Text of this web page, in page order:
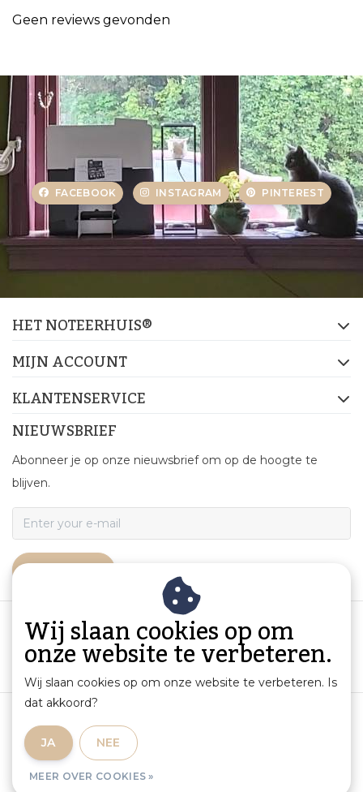
Geen reviews gevonden
FACEBOOK INSTAGRAM PINTEREST
HET NOTEERHUIS®
MIJN ACCOUNT
KLANTENSERVICE
NIEUWSBRIEF
Abonneer je op onze nieuwsbrief om op de hoogte te
blijven.
Productinformatie en aansprakelijkheid
Sitemap
Wij slaan cookies op om
onze website te verbeteren.
Wij slaan cookies op om onze website te verbeteren. Is
dat akkoord?
JA NEE
MEER OVER COOKIES »